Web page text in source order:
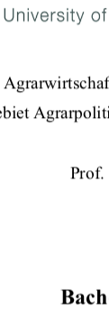
Prof.